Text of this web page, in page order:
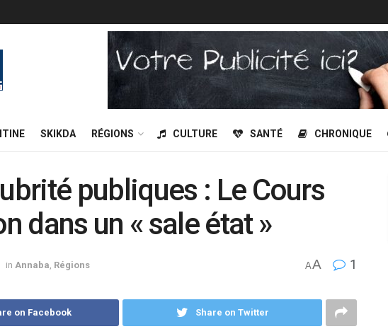
SKIKDA RÉGIONS CULTURE SANTÉ CHRONIQUE
publiques : Le Cours
dans un « sale état »
in Annaba Régions AA 1
on Facebook Share on Twitter